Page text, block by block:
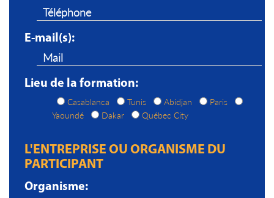
E-mail(s):
Lieu de la formation:
Casablanca Tunis Abidjan
Paris
Yaoundé
Dakar Québec City
L'ENTREPRISE OU ORGANISME DU
PARTICIPANT
Organisme: